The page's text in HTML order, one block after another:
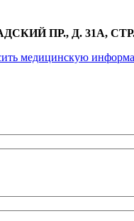
ПР., Д. 31А, СТР.
медицинскую